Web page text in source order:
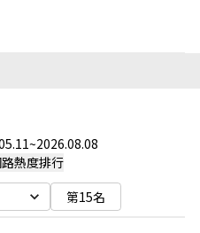
~2026.08.08
熱度排行
第15名